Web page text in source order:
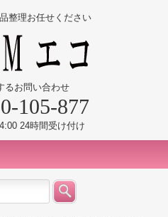
整理お任せください
るお問い合わせ
105-877
24時間受け付け